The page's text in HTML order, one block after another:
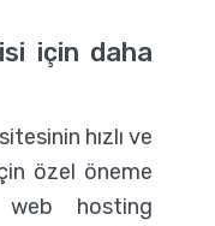
için daha
hızlı ve
özel öneme
web hosting